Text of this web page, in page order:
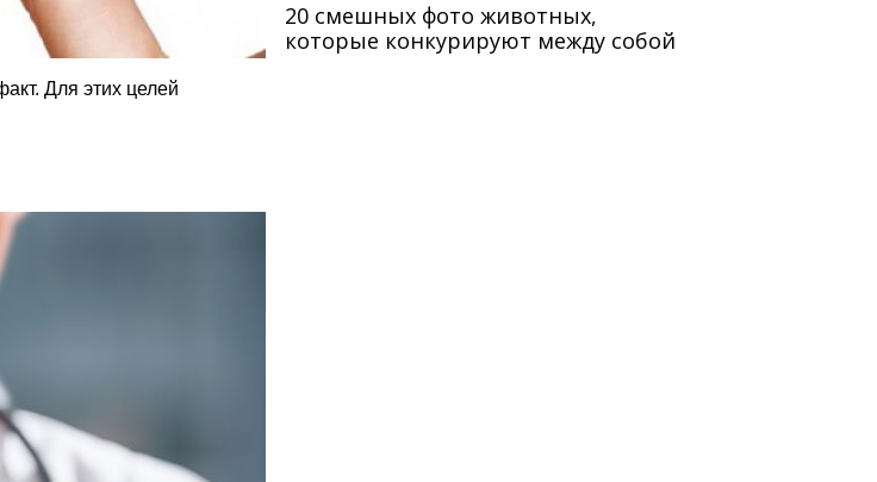
Для этих целей
20 смешных фото животных,
которые конкурируют между собой